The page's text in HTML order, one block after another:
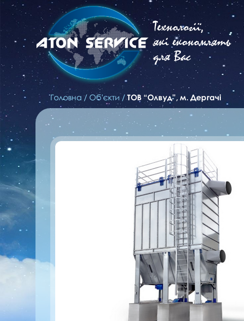
Технології,
які економлять
для Вас
Головна / Об'єкти/ТОВ “Олвуд”, м. Дергачі